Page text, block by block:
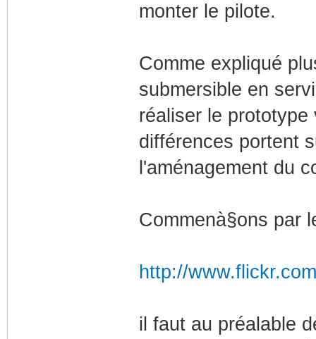
monter le pilote.
Comme expliqué
submersible en
réaliser le
différences portent
l'aménagement du
Commenà§ons par
http://
il faut au préalable